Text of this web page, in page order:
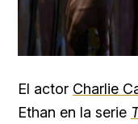
El actor Charlie
Ethan en la serie